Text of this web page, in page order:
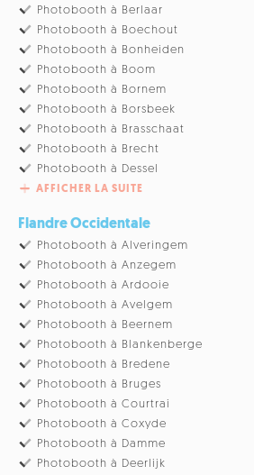
Photobooth à Berlaar
Photobooth à Boechout
Photobooth à Bonheiden
Photobooth à Boom
Photobooth à Bornem
Photobooth à Borsbeek
Photobooth à Brasschaat
Photobooth à Brecht
Photobooth à Dessel
AFFICHER LA SUITE
Flandre Occidentale
Photobooth à Alveringem
Photobooth à Anzegem
Photobooth à Ardooie
Photobooth à Avelgem
Photobooth à Beernem
Photobooth à Blankenberge
Photobooth à Bredene
Photobooth à Bruges
Photobooth à Courtrai
Photobooth à Coxyde
Photobooth à Damme
Photobooth à Deerlijk